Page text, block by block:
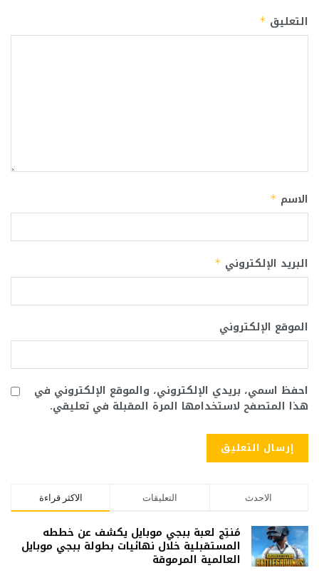
التعليق *
الاسم *
البريد الإلكتروني *
الموقع الإلكتروني
احفظ اسمي، بريدي الإلكتروني، والموقع الإلكتروني في
هذا المتصفح لاستخدامها المرة المقبلة في تعليقي.
الاكثر قراءة التعليقات الاحدث
مُنتِج لعبة ببجي موبايل يكشف عن خططه
المستقبلية خلال نهائيات بطولة ببجي موبايل
العالمية المرموقة